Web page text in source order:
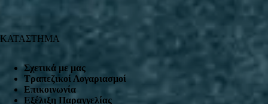
ΚΑΤΑΣΤΗΜΑ
Σχετικά με μας
Τραπεζικοί Λογαριασμοί
Επικοινωνία
Εξέλιξη Παραγγελίας